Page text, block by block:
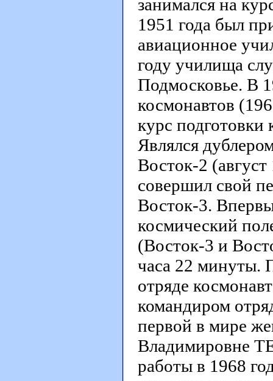
занимался на
1951 года был
авиационное
году училища
Подмосковье. В
космонавтов
курс подготовки
Являлся
Восток-2 (август
совершил свой
Восток-3.
космический
(Восток-3 и
часа 22 минуты.
отряде
командиром
первой в мире
Владимировне
работы в 1968